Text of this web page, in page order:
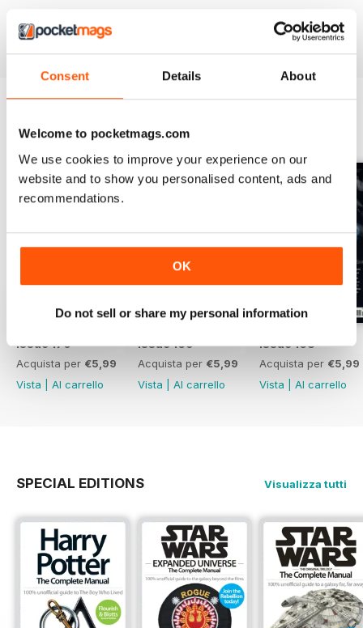
Consent Details About
Welcome to pocketmags.com
We use cookies to improve your experience on our
website and to show you personalised content, ads and
recommendations.
OK
Do not sell or share my personal information
If you love all things science fiction then this is the must-
have magazine for you!
EDIZIONI INDIETRO
Issue 170
Acquista per €5,99
Vista
Al carrello
Issue 169
Acquista per €5,99
Vista
Al carrello
Issue 168
Acquista per €5,99
Vista
Al carrello
SPECIAL EDITIONS Visualizza tutti